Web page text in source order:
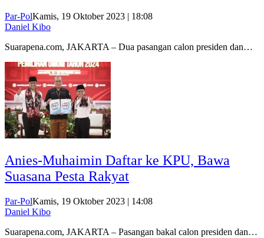
Par-PolKamis, 19 Oktober 2023 | 18:08
Daniel Kibo
Suarapena.com, JAKARTA – Dua pasangan calon presiden dan…
Anies-Muhaimin Daftar ke KPU, Bawa
Suasana Pesta Rakyat
Par-PolKamis, 19 Oktober 2023 | 14:08
Daniel Kibo
Suarapena.com, JAKARTA – Pasangan bakal calon presiden dan…